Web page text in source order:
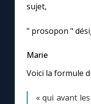
sujet,
" prosopon "
Marie
Voici la formule
« qui avant